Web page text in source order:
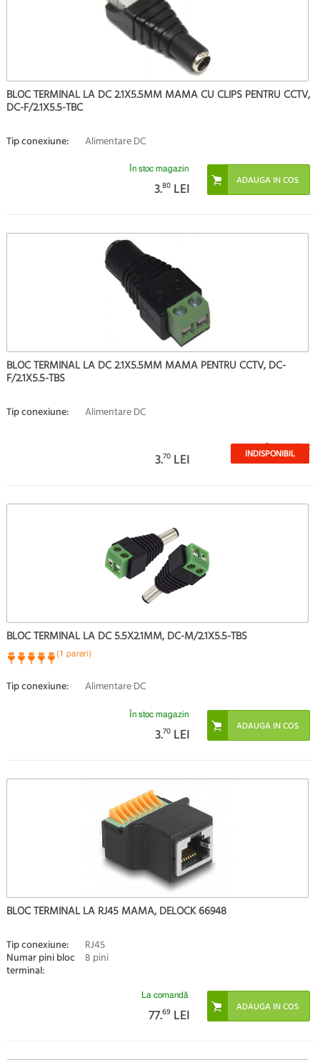
BLOC TERMINAL LA DC 2.1X5.5MM MAMA CU CLIPS PENTRU CCTV,
DC-F/2.1X5.5-TBC
Tip conexiune: Alimentare DC
În stoc magazin
3.80 LEI
BLOC TERMINAL LA DC 2.1X5.5MM MAMA PENTRU CCTV, DC-
F/2.1X5.5-TBS
Tip conexiune: Alimentare DC
Stoc epuizat
3.70 LEI INDISPONIBIL
BLOC TERMINAL LA DC 5.5X2.1MM, DC-M/2.1X5.5-TBS
(1 pareri)
Tip conexiune: Alimentare DC
În stoc magazin
3.70 LEI
BLOC TERMINAL LA RJ45 MAMA, DELOCK 66948
Tip conexiune: RJ45
Numar pini bloc
terminal:
8 pini
La comandă
77.69 LEI